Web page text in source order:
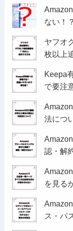
ない！
ヤフオ
枚以上
Keepa
で要注
法につ
認・解
を見る
ス・パ